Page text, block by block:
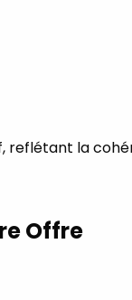
reflétant la
Offre